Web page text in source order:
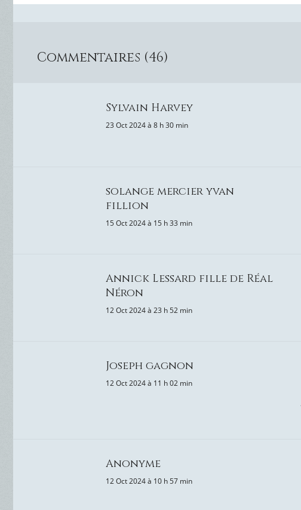
Commentaires (46)
Sylvain Harvey
23 Oct 2024 à 8 h 30 min
solange mercier yvan
fillion
15 Oct 2024 à 15 h 33 min
Annick Lessard fille de Réal
Néron
12 Oct 2024 à 23 h 52 min
Joseph gagnon
12 Oct 2024 à 11 h 02 min
Anonyme
12 Oct 2024 à 10 h 57 min